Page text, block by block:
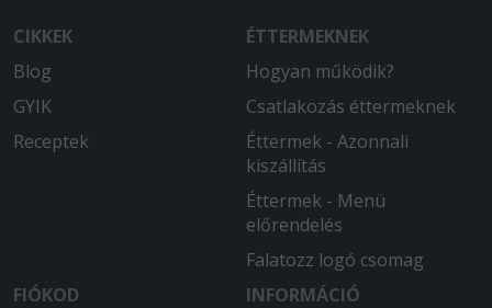
A leadott rendeléstől a kiszállításig 2
óra telt el. Rendelésemet 1125-kor
adtam le a Peters Pasta nyugtáján 1235
szerepel majd a futár 1330 érkezett.
Többszöri telefonhívás után előkerült a
futár és étel. Az étteremből az a válasz,
hogy messze a 13. kerület az elég
érdekes erre azt tudom reagálni akkor
nem kell ide kiszállítani és a kliensen
CIKKEK
Blog
GYIK
Receptek
ÉTTERMEKNEK
Hogyan működik?
Csatlakozás éttermeknek
Éttermek - Azonnali
kiszállítás
Éttermek - Menü
előrendelés
Falatozz logó csomag
FIÓKOD
INFORMÁCIÓ